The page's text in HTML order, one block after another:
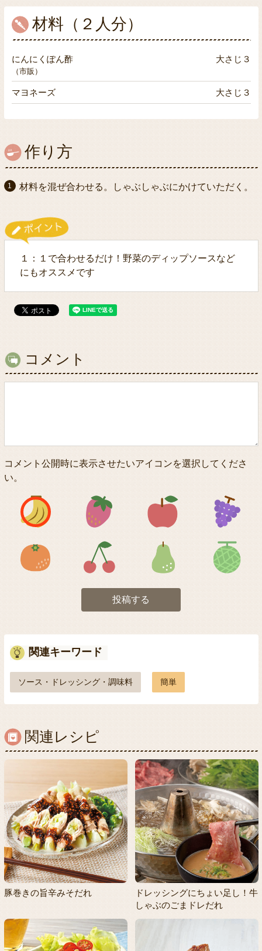
材料（２人分）
にんにくぽん酢 大さじ３
（市販）
マヨネーズ 大さじ３
作り方
材料を混ぜ合わせる。しゃぶしゃぶにかけていただく。
１：１で合わせるだけ！野菜のディップソースなど
にもオススメです
コメント
コメント公開時に表示させたいアイコンを選択してくださ
い。
アイコン1 アイコン2 アイコン3
アイコン5 アイコン6 アイコン7
投稿する
関連キーワード
ソース・ドレッシング・調味料 簡単
関連レシピ
豚巻きの旨辛みそだれ
ドレッシングにちょい足し！牛
しゃぶのごまドレだれ